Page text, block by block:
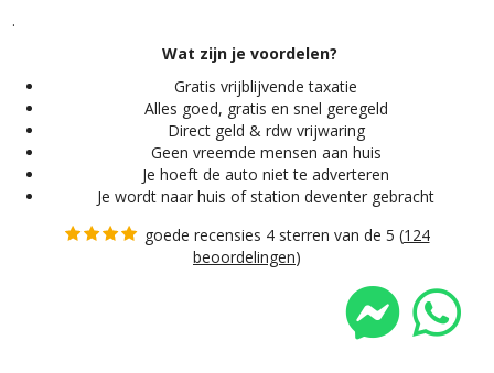
.
Wat zijn je voordelen?
Gratis vrijblijvende taxatie
Alles goed, gratis en snel geregeld
Direct geld & rdw vrijwaring
Geen vreemde mensen aan huis
Je hoeft de auto niet te adverteren
Je wordt naar huis of station deventer gebracht
goede recensies 4 sterren van de 5 (124
beoordelingen)